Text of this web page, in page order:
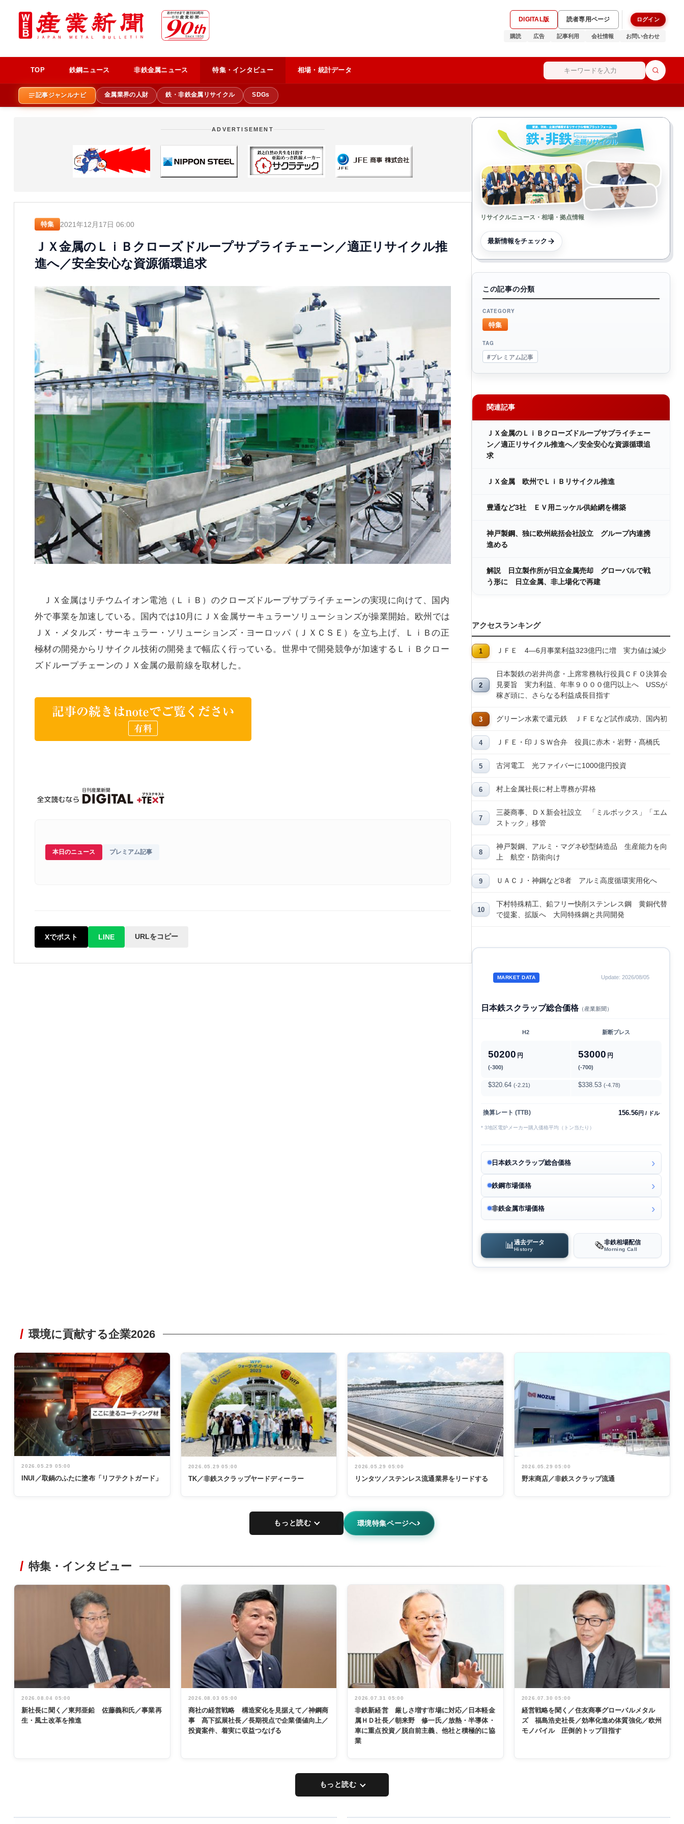
DIGITAL版 読者専用ページ ログイン
購読 広告 記事利用 会社情報 お問い合わせ
TOP 鉄鋼ニュース 非鉄金属ニュース 特集・インタビュー 相場・統計データ
記事ジャンルナビ 金属業界の人財 鉄・非鉄金属リサイクル SDGs
ADVERTISEMENT
特集 2021年12月17日 06:00
ＪＸ金属のＬｉＢクローズドループサプライチェーン／適正リサイクル推
進へ／安全安心な資源循環追求
ＪＸ金属はリチウムイオン電池（ＬｉＢ）のクローズドループサプライチェーンの実現に向けて、国内
外で事業を加速している。国内では10月にＪＸ金属サーキュラーソリューションズが操業開始。欧州では
ＪＸ・メタルズ・サーキュラー・ソリューションズ・ヨーロッパ（ＪＸＣＳＥ）を立ち上げ、ＬｉＢの正
極材の開発からリサイクル技術の開発まで幅広く行っている。世界中で開発競争が加速するＬｉＢクロー
ズドループチェーンのＪＸ金属の最前線を取材した。
本日のニュース プレミアム記事
Xでポスト LINE URLをコピー
リサイクルニュース・相場・拠点情報
最新情報をチェック
この記事の分類
CATEGORY
特集
TAG
#プレミアム記事
関連記事
ＪＸ金属のＬｉＢクローズドループサプライチェー
ン／適正リサイクル推進へ／安全安心な資源循環追
求
ＪＸ金属 欧州でＬｉＢリサイクル推進
豊通など3社 ＥＶ用ニッケル供給網を構築
神戸製鋼、独に欧州統括会社設立 グループ内連携
進める
解説 日立製作所が日立金属売却 グローバルで戦
う形に 日立金属、非上場化で再建
アクセスランキング
ＪＦＥ 4―6月事業利益323億円に増 実力値は減少
日本製鉄の岩井尚彦・上席常務執行役員ＣＦＯ決算会
見要旨 実力利益、年率９０００億円以上へ USSが
稼ぎ頭に、さらなる利益成長目指す
グリーン水素で還元鉄 ＪＦＥなど試作成功、国内初
ＪＦＥ・印ＪＳＷ合弁 役員に赤木・岩野・髙橋氏
古河電工 光ファイバーに1000億円投資
村上金属社長に村上専務が昇格
三菱商事、ＤＸ新会社設立 「ミルボックス」「エム
ストック」移管
神戸製鋼、アルミ・マグネ砂型鋳造品 生産能力を向
上 航空・防衛向け
ＵＡＣＪ・神鋼など8者 アルミ高度循環実用化へ
下村特殊精工、鉛フリー快削ステンレス鋼 黄銅代替
で提案、拡販へ 大同特殊鋼と共同開発
MARKET DATA Update: 2026/08/05
日本鉄スクラップ総合価格（産業新聞）
H2 新断プレス
50200 円
(-300)
53000 円
(-700)
$320.64 (-2.21) $338.53 (-4.78)
換算レート (TTB) 156.56円 / ドル
* 3地区電炉メーカー購入価格平均（トン当たり）
日本鉄スクラップ総合価格
鉄鋼市場価格
非鉄金属市場価格
📊 過去データ
History 🗞️非鉄相場配信
Morning Call
環境に貢献する企業2026
2026.05.29 05:00
INUI／取鍋のふたに塗布「リフテクトガード」
2026.05.29 05:00
TK／非鉄スクラップヤードディーラー
2026.05.29 05:00
リンタツ／ステンレス流通業界をリードする
2026.05.29 05:00
野末商店／非鉄スクラップ流通
もっと読む 環境特集ページへ
特集・インタビュー
2026.08.04 05:00
新社長に聞く／東邦亜鉛 佐藤義和氏／事業再
生・風土改革を推進
2026.08.03 05:00
商社の経営戦略 構造変化を見据えて／神鋼商
事 髙下拡展社長／長期視点で企業価値向上／
投資案件、着実に収益つなげる
2026.07.31 05:00
非鉄新経営 厳しさ増す市場に対応／日本軽金
属ＨＤ社長／朝来野 修一氏／放熱・半導体・
車に重点投資／脱自前主義、他社と積極的に協
業
2026.07.30 05:00
経営戦略を聞く／住友商事グローバルメタル
ズ 福島浩史社長／効率化進め体質強化／欧州
モノパイル 圧倒的トップ目指す
もっと読む